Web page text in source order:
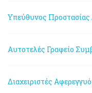
Υπεύθυνος
Αυτοτελές Γραφείο
Διαχειριστές